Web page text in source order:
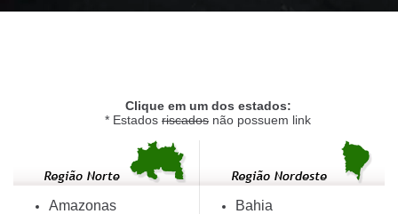
Clique em um dos estados:
* Estados riscados não possuem link
Amazonas
Bahia